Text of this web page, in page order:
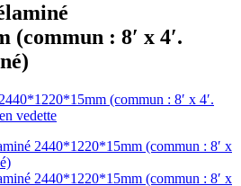
(commun : 8′ x 4′.